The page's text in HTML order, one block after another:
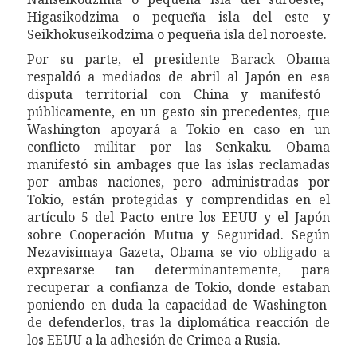
Higasikodzima o pequeña isla del este y
Seikhokuseikodzima o pequeña isla del noroeste.
Por su parte, elpresidente Barack Obama
respaldó a mediados de abril alJapón en esa
disputa territorial con China y manifestó
públicamente, en un gesto sin precedentes, que
Washington apoyará a Tokio en caso en un
conflicto militar por las Senkaku. Obama
manifestó sin ambages que las islas reclamadas
por ambas naciones, pero administradas por
Tokio, estánprotegidas y comprendidas en el
artículo 5 del Pacto entrelosEEUU y el Japón
sobre Cooperación Mutua y Seguridad. Según
Nezavisimaya Gazeta, Obama se vio obligado a
expresarsetan determinantemente,para
recuperar a confianza de Tokio, donde estaban
poniendo en duda la capacidad de Washington
de defenderlos, tras la diplomáticareacción de
losEEUU a la adhesión de Crimea a Rusia.